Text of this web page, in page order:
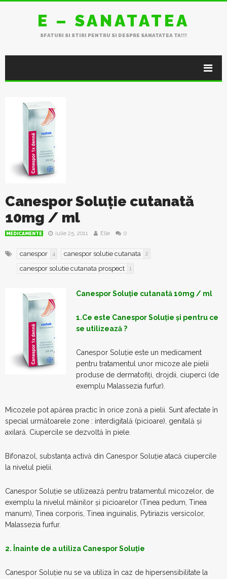
E – SANATATEA
SFATURI SI STIRI PENTRU SI DESPRE SANATATEA TA!!!
Canespor Soluție cutanată
10mg / ml
MEDICAMENTE iulie 25, 2011 Elle 0
canespor 4 canespor solutie cutanata 2
canespor solutie cutanata prospect 1
Canespor Soluție cutanată 10mg / ml
1.Ce este Canespor Soluție și pentru ce
se utilizează ?
Canespor Soluție este un medicament
pentru tratamentul unor micoze ale pielii
produse de dermatofiți, drojdii, ciuperci (de
exemplu Malassezia furfur).
Micozele pot apărea practic în orice zonă a pielii. Sunt afectate în
special următoarele zone : interdigitală (picioare), genitală și
axilară. Ciupercile se dezvoltă în piele.
Bifonazol, substanța activă din Canespor Soluție atacă ciupercile
la nivelul pielii.
Canespor Soluție se utilizează pentru tratamentul micozelor, de
exemplu la nivelul mâinilor și picioarelor (Tinea pedum, Tinea
manum), Tinea corporis, Tinea inguinalis, Pytiriazis versicolor,
Malassezia furfur.
2. Înainte de a utiliza Canespor Soluție
Canespor Soluție nu se va utiliza în caz de hipersensibilitate la